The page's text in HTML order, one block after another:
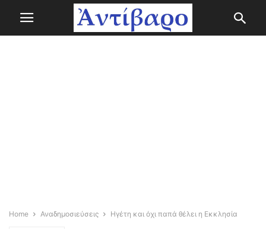
Home Αναδημοσιεύσεις Ηγέτη και όχι παπά θέλει η Εκκλησία